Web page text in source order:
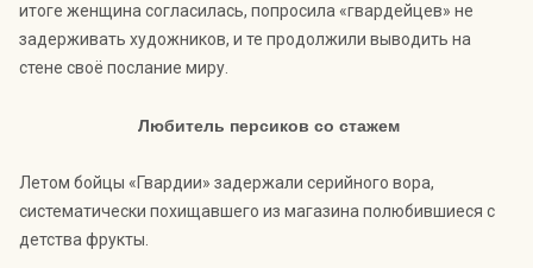
итоге женщина согласилась, попросила «гвардейцев» не
задерживать художников, и те продолжили выводить на
стене своё послание миру.
Любитель персиков со стажем
Летом бойцы «Гвардии» задержали серийного вора,
систематически похищавшего из магазина полюбившиеся с
детства фрукты.